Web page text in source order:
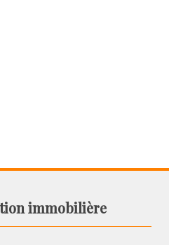
immobilière